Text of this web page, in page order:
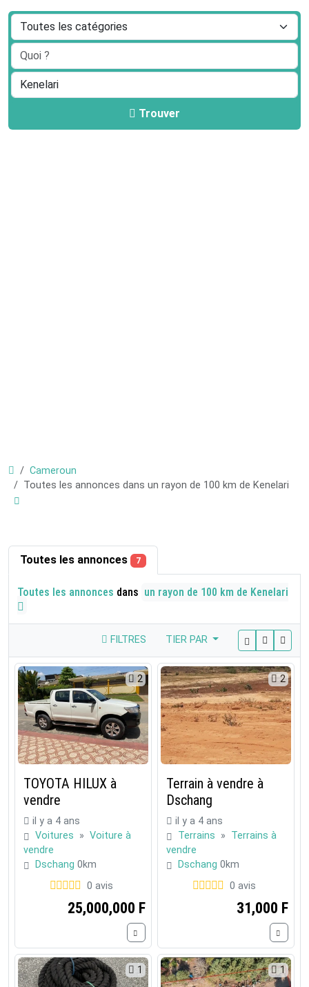
Trouver
Cameroun
Toutes les annonces dans un rayon de 100 km de Kenelari
Toutes les annonces 7
Toutes les annonces dans un rayon de 100 km de Kenelari
FILTRES TIER PAR
2
TOYOTA HILUX à
vendre
il y a 4 ans
Voitures » Voiture à
vendre
Dschang 0km
0 avis
25,000,000 F
2
Terrain à vendre à
Dschang
il y a 4 ans
Terrains » Terrains à
vendre
Dschang 0km
0 avis
31,000 F
1 1